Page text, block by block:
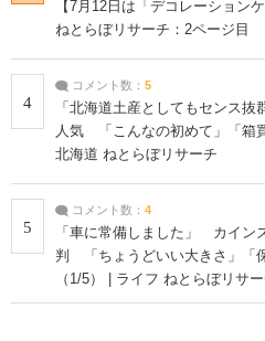
【7月12日は「デコレーション
ねとらぼリサーチ：2ページ目
4
コメント数： 5
「北海道土産としてもセンス抜
人気 「こんなの初めて」「箱
北海道 ねとらぼリサーチ
5
コメント数： 4
「車に常備しました」 カイン
判 「ちょうどいい大きさ」「
（1/5） | ライフ ねとらぼリサ